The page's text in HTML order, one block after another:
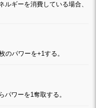
ギーを消費している場合、
のパワーを+1する。
パワーを1奪取する。